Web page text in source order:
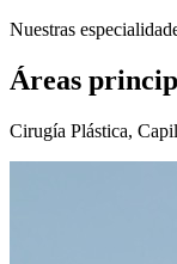
Nuestras
Áreas
Cirugía Plástica,